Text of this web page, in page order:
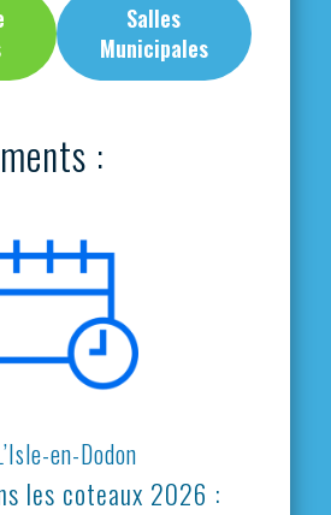
Salles
Municipales
:
en-Dodon
les coteaux 2026 :